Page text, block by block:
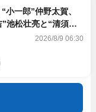
一郎”仲野太賀、
池松壮亮と“清須会
2026/8/9 06:30